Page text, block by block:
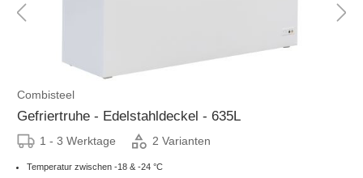
Combisteel
Gefriertruhe - Edelstahldeckel - 635L
1 - 3 Werktage 2 Varianten
Temperatur zwischen -18 & -24 °C